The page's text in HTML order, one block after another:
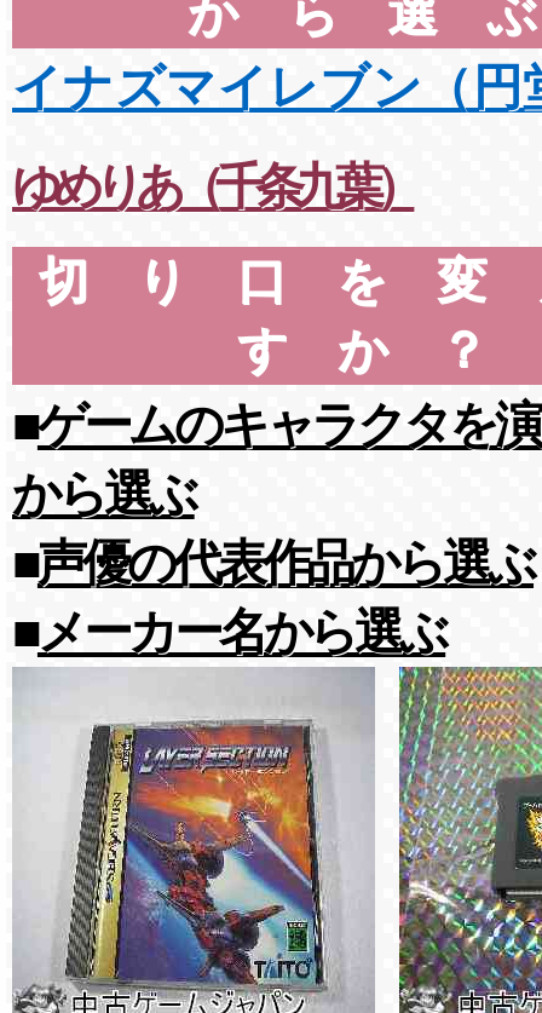
から選
イナズマイレブン（円
ゆめりあ（千条九葉）
切り口を
すか？
■ゲームのキャラクタを
から選ぶ
■声優の代表作品から選ぶ
■メーカー名から選ぶ